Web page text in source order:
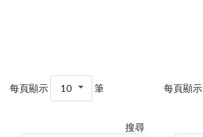
每頁顯示 10 筆
搜尋
每頁顯示